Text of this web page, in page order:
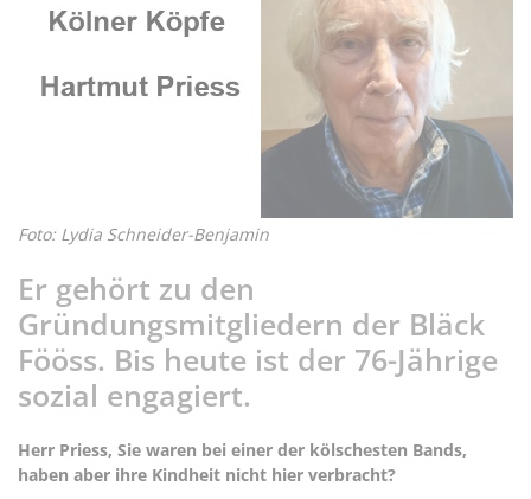
Foto: Lydia Schneider-Benjamin
Er gehört zu den
Gründungsmitgliedern der Bläck
Fööss. Bis heute ist der 76-Jährige
sozial engagiert.
Herr Priess, Sie waren bei einer der kölschesten Bands,
haben aber ihre Kindheit nicht hier verbracht?